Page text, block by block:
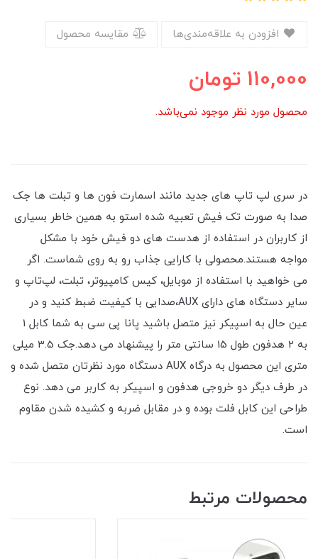
مقایسه محصول
110,000 تومان
محصول مورد نظر موجود نمی‌باشد.
در سری لپ تاپ های جدید مانند اسمارت فون ها و تبلت ها جک
صدا به صورت تک فیش تعبیه شده استو به همین خاطر بسیاری
از کاربران در استفاده از هدست های دو فیش خود با مشکل
مواجه هستند.محصولی با کارایی جذاب رو به روی شماست. اگر
می خواهید با استفاده از موبایل، کیس کامپیوتر، تبلت، لپ‌تاپ و
سایر دستگاه های دارای AUX،صدایی با کیفیت ضبط کنید و در
عین حال به اسپیکر نیز متصل باشید پانا پی سی به شما کابل 1
به 2 هدفون طول 15 سانتی متر را پیشنهاد می دهد.جک 3.5 میلی
متری این محصول به درگاه AUX دستگاه مورد نظرتان متصل شده و
در طرف دیگر دو خروجی هدفون و اسپیکر به کاربر می دهد. نوع
طراحی این کابل فلت بوده و در مقابل ضربه و کشیده شدن مقاوم
است.
محصولات مرتبط